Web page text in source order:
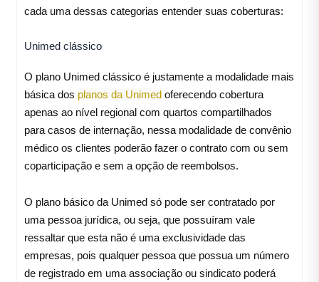
cada uma dessas categorias entender suas coberturas:
Unimed clássico
O plano Unimed clássico é justamente a modalidade mais
básica dos planos da Unimedoferecendo cobertura
apenas ao nível regional com quartos compartilhados
para casos de internação, nessa modalidade de convênio
médico os clientes poderão fazer o contrato com ou sem
coparticipação e sem a opção de reembolsos.
O plano básico da Unimed só pode ser contratado por
uma pessoa jurídica, ou seja, que possuíram vale
ressaltar que esta não é uma exclusividade das
empresas, pois qualquer pessoa que possua um número
de registrado em uma associação ou sindicato poderá